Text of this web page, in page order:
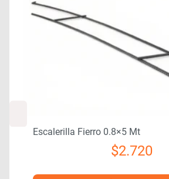
Escalerilla Fierro 0.8×5 Mt
$2.720